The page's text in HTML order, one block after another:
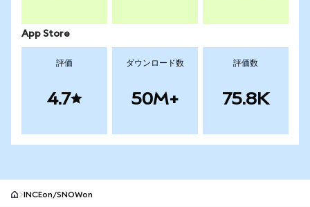
App Store
評価
4.7
ダウンロード数
50M+
評価数
75.8K
INCEon/SNOWon